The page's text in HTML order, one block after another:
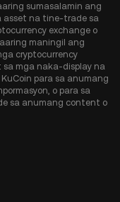
sumasalamin ang
asset na tine-trade sa
exchange o
maningil ang
cryptocurrency
mga naka-display na
para sa anumang
o para sa
sa anumang content o